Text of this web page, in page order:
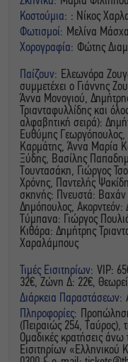
Κοστούμια: : Νίκος
Φωτισμοί: Μελίνα Μάσχα
Χορογραφία: Φώτης
Παίζουν: Ελεωνόρα
συμμετέχει ο Γιάννης
Άννα Μονογιού,
Τριανταφυλλίδης και
αλφαβητική σειρά):
Ευθύμης
Καρμάτης, Άννα Μαρία
Ξύδης, Βασίλης
Τουντασάκη, Γιώργος
Χρόνης, Παντελής
σκηνής: Πνευστά: Βαχάν
Δημόπουλος, Ακορντεόν:
Τύμπανα: Γιώργος
Κιθάρα: Δημήτρης
Χαραλάμπους
Τιμές Εισιτηρίων: VIP:
32€, Ζώνη Δ: 22€,
Διάρκεια Παραστάσεων:
Πληροφορίες:
(Πειραιώς 254, Ταύρος),
Ομαδικές κρατήσεις
Εισιτηρίων